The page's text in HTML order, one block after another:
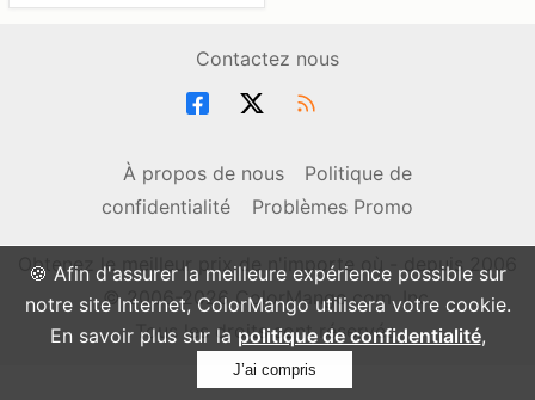
🍪 Afin d'assurer la meilleure expérience possible sur
notre site Internet, ColorMango utilisera votre cookie.
En savoir plus sur la politique de confidentialité,
J’ai compris
Contactez nous
À propos de nous
Politique de
confidentialité
Problèmes Promo
Obtenez le meilleur prix de n'importe où - depuis 2006
© 2006-2026 ColorMango.com, Inc.
Tous les droits sont réservés.